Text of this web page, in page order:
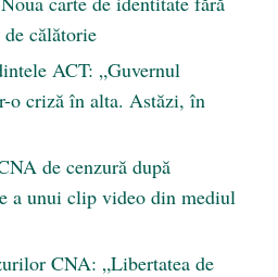
călătorie
ACT: „Guvernul
o criză în alta. Astăzi, în
de cenzură după
a unui clip video din mediul
CNA: „Libertatea de